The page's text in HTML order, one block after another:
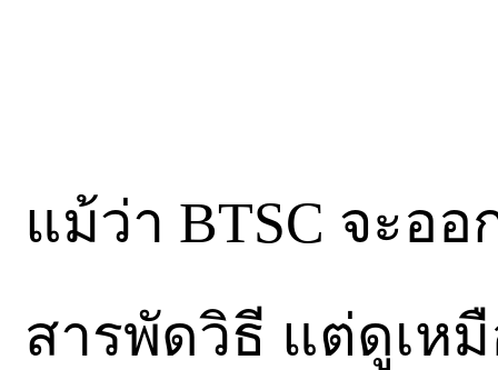
แม้ว่า BTSC จะอ
สารพัดวิธี แต่ดูเห